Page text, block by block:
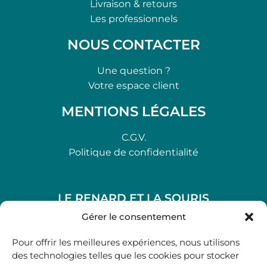
Gérer le consentement
Pour offrir les meilleures expériences, nous utilisons
des technologies telles que les cookies pour stocker
Livraison & retours
Les professionnels
NOUS CONTACTER
Une question ?
Votre espace client
MENTIONS LÉGALES
C.G.V.
Politique de confidentialité
LE RENARD ET LA SOURIS
48, rue Maubec 33210 LANGON
05 40 41 37 18